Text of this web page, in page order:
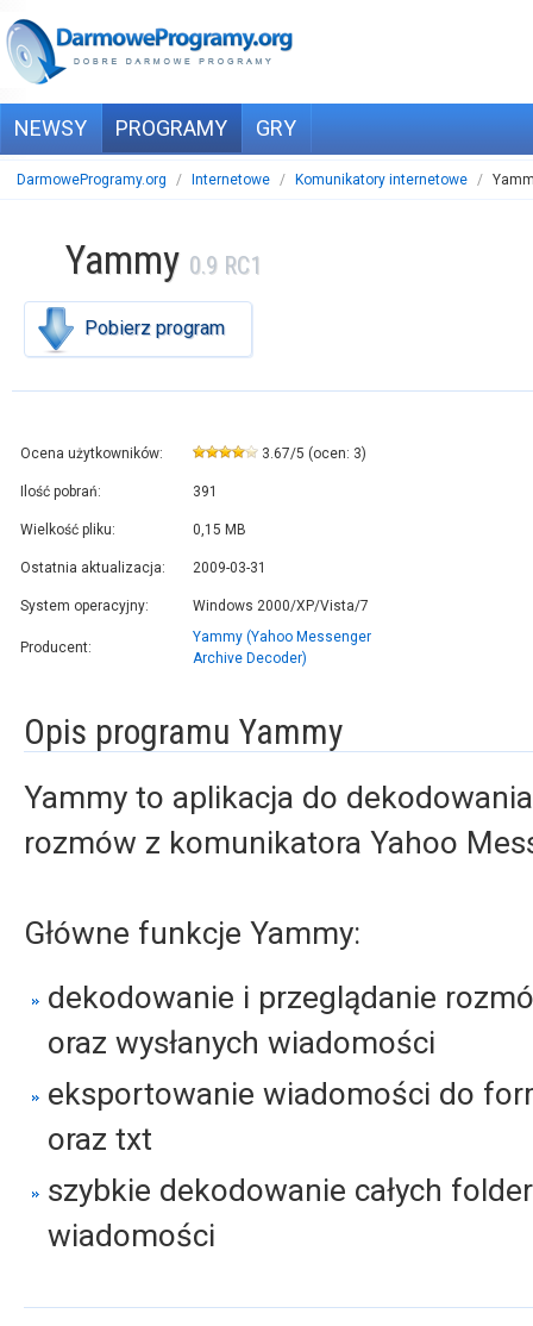
NEWSY PROGRAMY GRY
DarmoweProgramy.org / Internetowe / Komunikatory internetowe /
Yammy 0.9 RC1
Pobierz program
Ocena użytkowników: 3.67/5 (ocen: 3)
Ilość pobrań: 391
Wielkość pliku: 0,15 MB
Ostatnia aktualizacja: 2009-03-31
System operacyjny: Windows 2000/XP/Vista/7
Producent:
Yammy (Yahoo Messenger
Archive Decoder)
Opis programu Yammy
Yammy to aplikacja do
rozmów z komunikatora Yahoo
Główne funkcje Yammy:
dekodowanie i przeglądanie
oraz wysłanych wiadomości
eksportowanie wiadomości do
oraz txt
szybkie dekodowanie całych
wiadomości